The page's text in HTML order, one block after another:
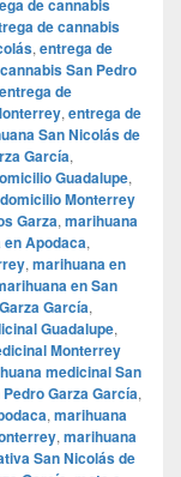
de cannabis
de cannabis
, entrega de
San Pedro
entrega de
, entrega de
San Nicolás de
García,
Guadalupe,
Monterrey
Garza, marihuana
Apodaca,
, marihuana en
en San
García,
Guadalupe,
Monterrey
medicinal San
Garza García,
, marihuana
, marihuana
San Nicolás de